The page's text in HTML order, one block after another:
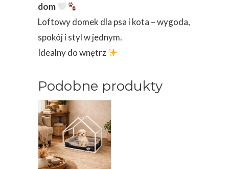
dom
Loftowy domek dla psa i kota – wygoda,
spokój i styl w jednym.
Idealny do wnętrz
Podobne produkty